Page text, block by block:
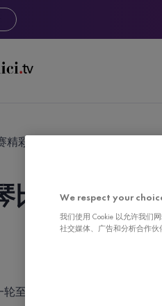
彩瞬间
比赛精彩瞬
至总决赛的14日时光！
We respect your
我们使用 Cookie 以允许我们
社交媒体、广告和分析合作伙